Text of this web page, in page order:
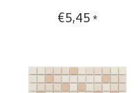
Gold Beige Braun - 30 cm x 30 cm
€5,45 *